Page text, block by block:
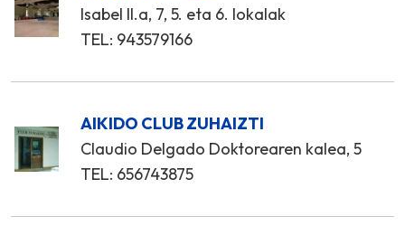
Isabel II.a, 7, 5. eta 6. lokalak
TEL: 943579166
AIKIDO CLUB ZUHAIZTI
Claudio Delgado Doktorearen kalea, 5
TEL: 656743875